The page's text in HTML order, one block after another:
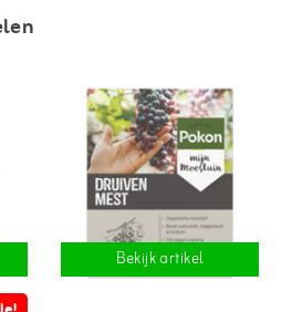
Bekijk artikel